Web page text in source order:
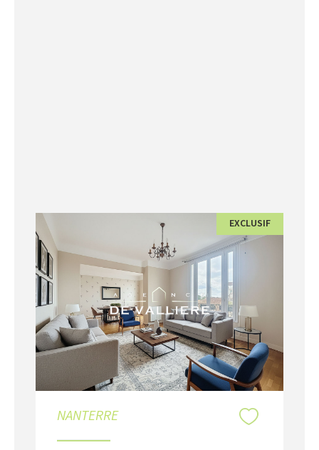
EXCLUSIF
NANTERRE